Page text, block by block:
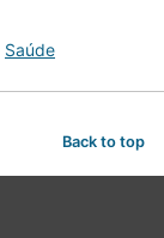
Saúde
Back to top